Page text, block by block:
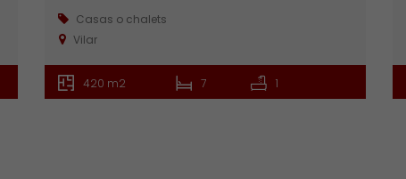
Casas o chalets
Vilar
420 m2 7 1